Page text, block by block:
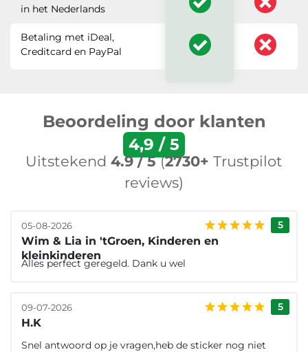
in het Nederlands
Betaling met iDeal,
Creditcard en PayPal
Beoordeling door klanten
4,9 / 5
Uitstekend 4.9 / 5(2730+ Trustpilot
reviews)
5
Wim & Lia in 'tGroen, Kinderen en
kleinkinderen
05-08-2026
Alles perfect geregeld. Dank u wel
5
H.K
09-07-2026
Snel antwoord op je vragen,heb de sticker nog niet